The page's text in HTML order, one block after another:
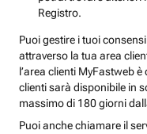
Registro.
Puoi gestire i tuoi
attraverso la tua area
l’area clienti MyFastweb
clienti sarà disponibile in
massimo di 180 giorni
Puoi anche chiamare il